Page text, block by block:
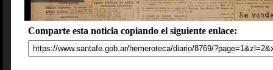
Comparte esta noticia copiando el siguiente enlace: